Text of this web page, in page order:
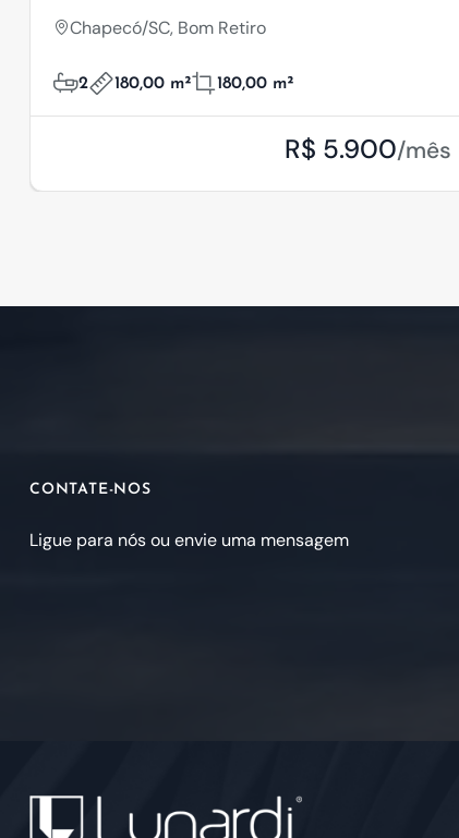
Chapecó/SC, Bom Retiro
2 180,00 m² 180,00 m²
R$ 5.900/mês
CONTATE-NOS
Ligue para nós ou envie uma mensagem